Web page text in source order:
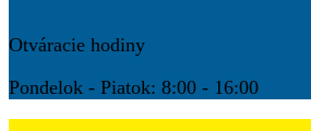
Otváracie hodiny
Pondelok - Piatok: 8:00 - 16:00